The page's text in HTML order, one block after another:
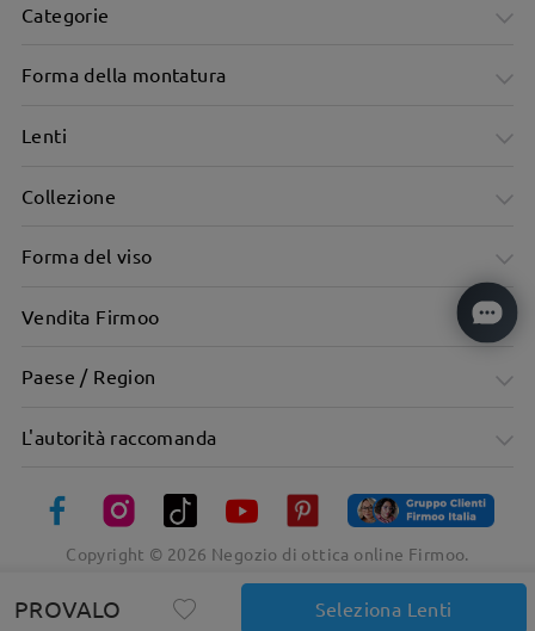
PROVALO Seleziona Lenti
Categorie
Forma della montatura
Lenti
Collezione
Forma del viso
Vendita Firmoo
Paese / Region
L'autorità raccomanda
Copyright © 2026 Negozio di ottica online Firmoo.